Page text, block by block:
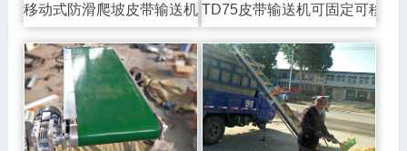
移动式防滑爬坡皮带输送机 TD75皮带输送机可固定可移动